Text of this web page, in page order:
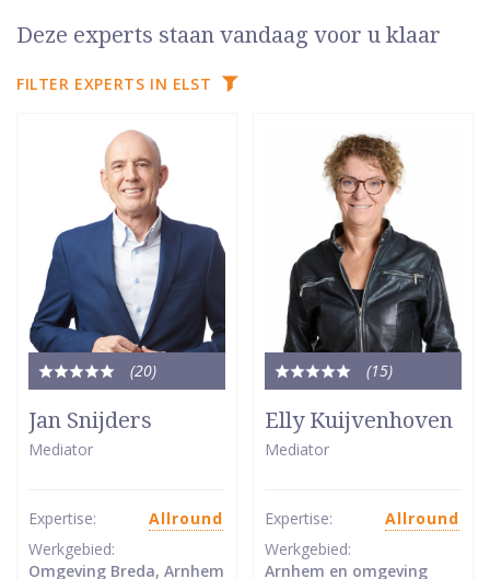
Deze experts staan vandaag voor u klaar
FILTER EXPERTS IN ELST
(20)
Totale
waardering:
5
van
Jan Snijders
Mediator
Expertise:
Allround
Werkgebied:
Omgeving Breda, Arnhem
(15)
Totale
waardering:
5
van
Elly Kuijvenhoven
Mediator
Expertise:
Allround
Werkgebied:
Arnhem en omgeving